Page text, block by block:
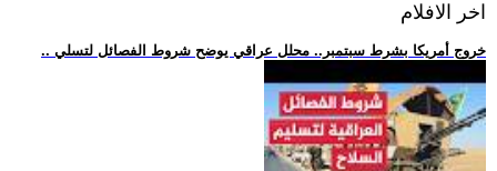
اخر الافلام
.. خروج أمريكا بشرط سبتمبر.. محلل عراقي يوضح شروط الفصائل لتسلي